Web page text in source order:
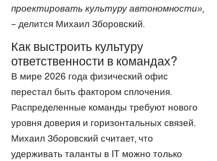
проектировать культуру автономности»,
– делится Михаил Зборовский.
Как выстроить культуру
ответственности в командах?
В мире 2026 года физический офис
перестал быть фактором сплочения.
Распределенные команды требуют нового
уровня доверия и горизонтальных связей.
Михаил Зборовский считает, что
удерживать таланты в IT можно только